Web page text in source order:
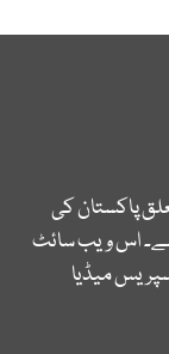
پاکستان کی
اس ویب سائٹ
میڈیا